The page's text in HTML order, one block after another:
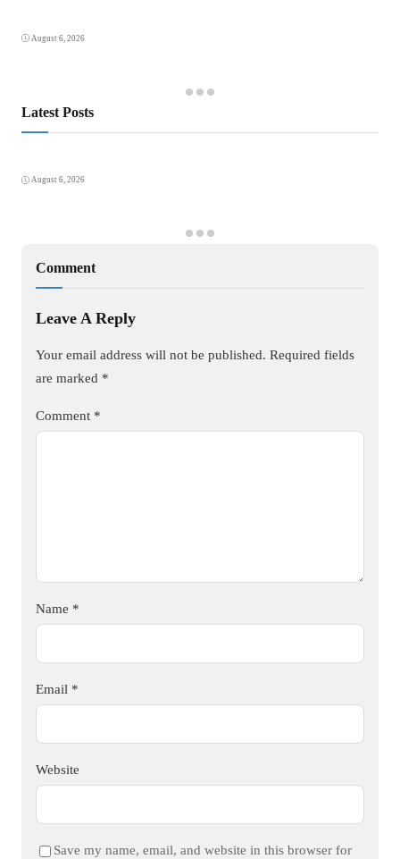
August 6, 2026
Latest Posts
August 6, 2026
Comment
Leave A Reply
Your email address will not be published. Required fields
are marked *
Comment *
Name *
Email *
Website
Save my name, email, and website in this browser for